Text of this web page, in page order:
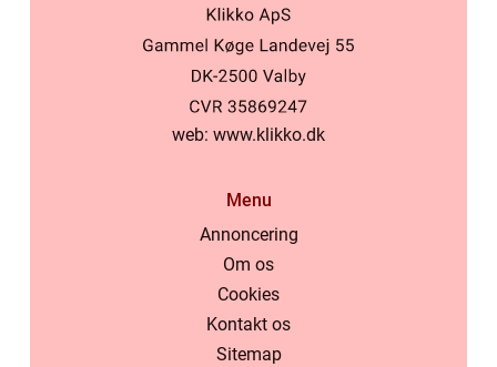
web: www.klikko.dk
Menu
Annoncering
Om os
Cookies
Kontakt os
Sitemap